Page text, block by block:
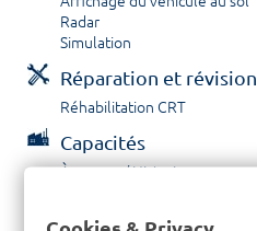
Radar
Simulation
Réparation et révision
Réhabilitation CRT
Capacités
À propos / Historique